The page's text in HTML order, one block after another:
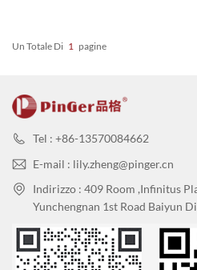
Un Totale Di 1 Pagine
Tel : +86-13570084662
E-mail : lily.zheng@pinger.cn
Indirizzo : 409 Room ,Infinitus
Yunchengnan 1st Road Baiyun